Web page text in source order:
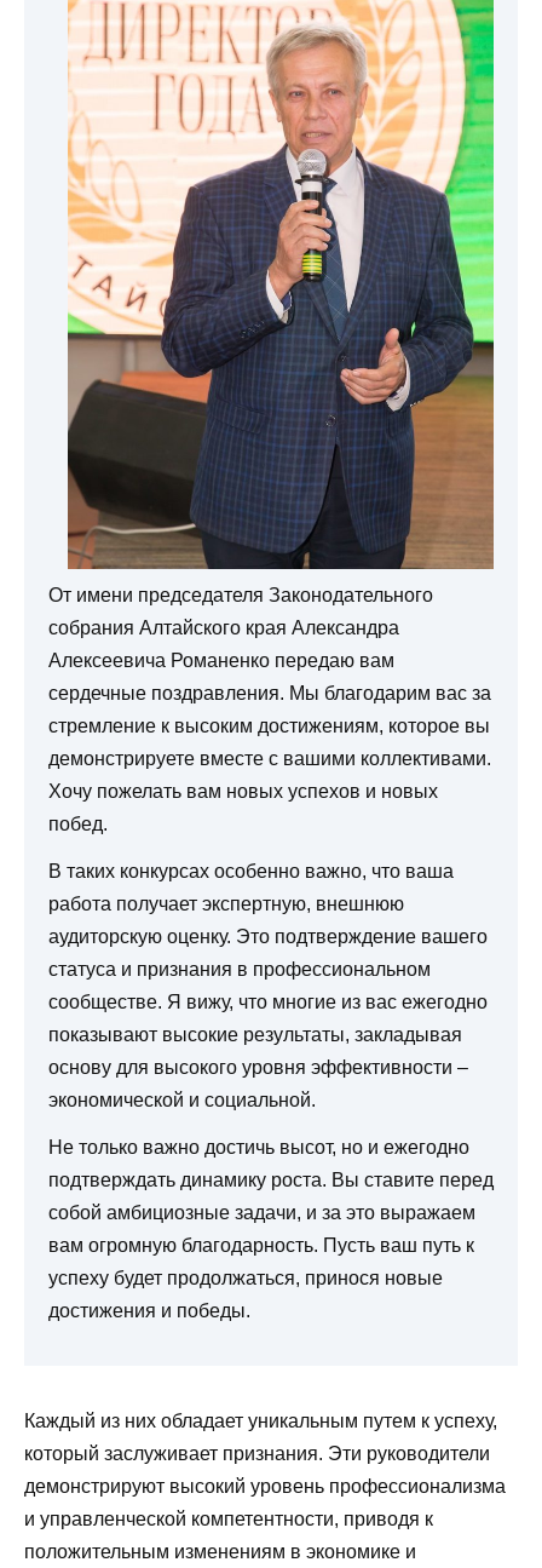
От имени председателя Законодательного
собрания Алтайского края Александра
Алексеевича Романенко передаю вам
сердечные поздравления. Мы благодарим вас за
стремление к высоким достижениям, которое вы
демонстрируете вместе с вашими коллективами.
Хочу пожелать вам новых успехов и новых
побед.
В таких конкурсах особенно важно, что ваша
работа получает экспертную, внешнюю
аудиторскую оценку. Это подтверждение вашего
статуса и признания в профессиональном
сообществе. Я вижу, что многие из вас ежегодно
показывают высокие результаты, закладывая
основу для высокого уровня эффективности –
экономической и социальной.
Не только важно достичь высот, но и ежегодно
подтверждать динамику роста. Вы ставите перед
собой амбициозные задачи, и за это выражаем
вам огромную благодарность. Пусть ваш путь к
успеху будет продолжаться, принося новые
достижения и победы.
Каждый из них обладает уникальным путем к успеху,
который заслуживает признания. Эти руководители
демонстрируют высокий уровень профессионализма
и управленческой компетентности, приводя к
положительным изменениям в экономике и